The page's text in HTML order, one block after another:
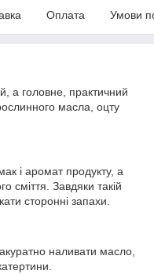
Оплата Умови
а головне, практичний
масла, оцту
і аромат продукту, а
сміття. Завдяки такій
сторонні запахи.
наливати масло,